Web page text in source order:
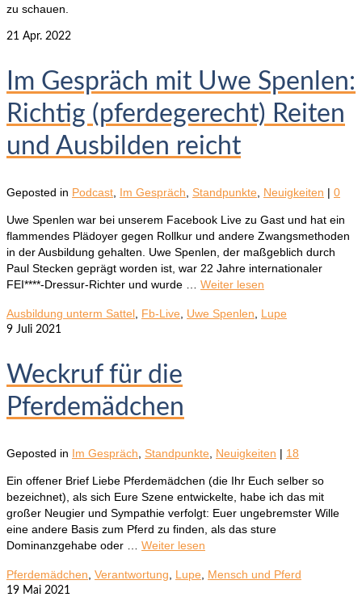
zu schauen.
21 Apr. 2022
Im Gespräch mit Uwe Spenlen:
Richtig (pferdegerecht) Reiten
und Ausbilden reicht
Geposted in Podcast Im Gespräch Standpunkte Neuigkeiten | 0
Uwe Spenlen war bei unserem Facebook Live zu Gast und hat ein
flammendes Plädoyer gegen Rollkur und andere Zwangsmethoden
in der Ausbildung gehalten. Uwe Spenlen, der maßgeblich durch
Paul Stecken geprägt worden ist, war 22 Jahre internationaler
FEI****-Dressur-Richter und wurde … Weiter lesen
Ausbildung unterm Sattel Fb-Live Uwe Spenlen Lupe
9 Juli 2021
Weckruf für die
Pferdemädchen
Geposted in Im Gespräch Standpunkte Neuigkeiten | 18
Ein offener Brief Liebe Pferdemädchen (die Ihr Euch selber so
bezeichnet), als sich Eure Szene entwickelte, habe ich das mit
großer Neugier und Sympathie verfolgt: Euer ungebremster Wille
eine andere Basis zum Pferd zu finden, als das sture
Dominanzgehabe oder … Weiter lesen
Pferdemädchen Verantwortung Lupe Mensch und Pferd
19 Mai 2021